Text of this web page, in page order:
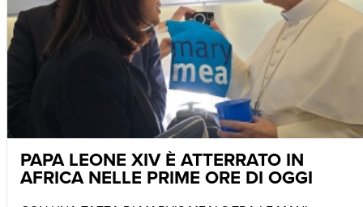
PAPA LEONE XIV È ATTERRATO IN
AFRICA NELLE PRIME ORE DI OGGI